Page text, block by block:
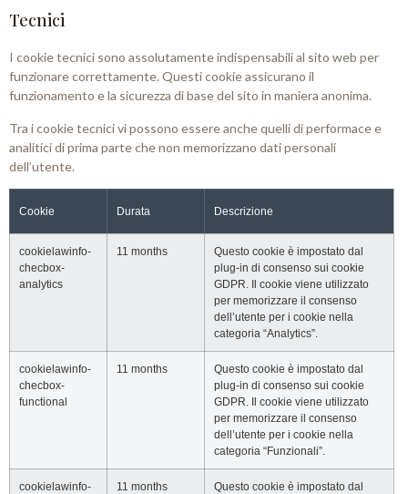
Tecnici
I cookie tecnici sono assolutamente indispensabili al sito web per
funzionare correttamente. Questi cookie assicurano il
funzionamento e la sicurezza di base del sito in maniera anonima.
Tra i cookie tecnici vi possono essere anche quelli di performace e
analitici di prima parte che non memorizzano dati personali
dell’utente.
Cookie Durata Descrizione
cookielawinfo-
checbox-
analytics
11 months
Questo cookie è impostato dal
plug-in di consenso sui cookie
GDPR. Il cookie viene utilizzato
per memorizzare il consenso
dell’utente per i cookie nella
categoria “Analytics”.
cookielawinfo-
checbox-
functional
11 months
Questo cookie è impostato dal
plug-in di consenso sui cookie
GDPR. Il cookie viene utilizzato
per memorizzare il consenso
dell’utente per i cookie nella
categoria “Funzionali”.
cookielawinfo-
11 months
Questo cookie è impostato dal